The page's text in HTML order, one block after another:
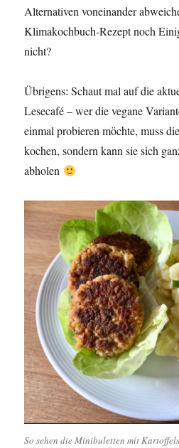
Alternativen voneinander
Klimakochbuch-Rezept noch
nicht?
Übrigens: Schaut mal auf die
Lesecafé – wer die vegane
einmal probieren möchte, muss
kochen, sondern kann sie sich
abholen
So sehen die Minibuletten mit